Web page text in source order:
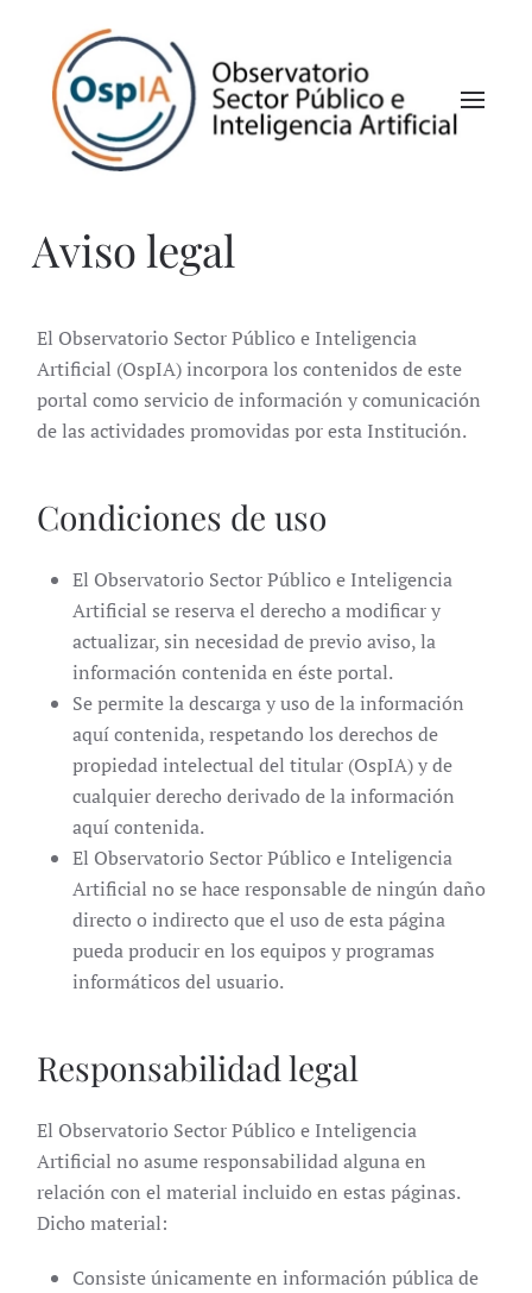
Aviso legal
El Observatorio Sector Público e Inteligencia
Artificial (OspIA) incorpora los contenidos de este
portal como servicio de información y comunicación
de las actividades promovidas por esta Institución.
Condiciones de uso
El Observatorio Sector Público e Inteligencia
Artificial se reserva el derecho a modificar y
actualizar, sin necesidad de previo aviso, la
información contenida en éste portal.
Se permite la descarga y uso de la información
aquí contenida, respetando los derechos de
propiedad intelectual del titular (OspIA) y de
cualquier derecho derivado de la información
aquí contenida.
El Observatorio Sector Público e Inteligencia
Artificial no se hace responsable de ningún daño
directo o indirecto que el uso de esta página
pueda producir en los equipos y programas
informáticos del usuario.
Responsabilidad legal
El Observatorio Sector Público e Inteligencia
Artificial no asume responsabilidad alguna en
relación con el material incluido en estas páginas.
Dicho material:
Consiste únicamente en información pública de